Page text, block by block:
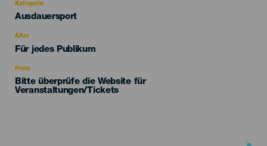
Kategorie
Categoría
evento
Ausdauersport
Alter
Edad
Für jedes Publikum
Preis
Bitte überprüfe die Website für
Veranstaltungen/Tickets